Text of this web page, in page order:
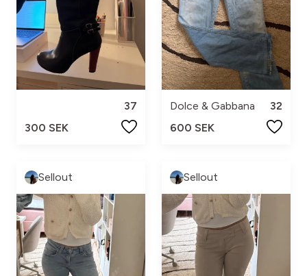
37
300 SEK
Dolce & Gabbana
32
600 SEK
Sellout Sellout